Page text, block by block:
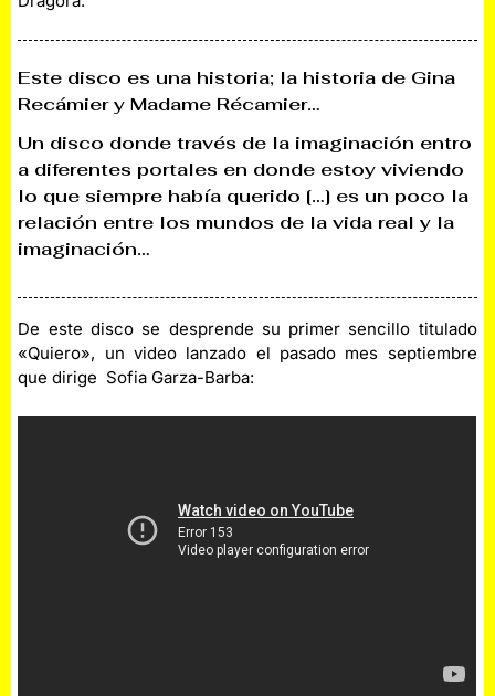
Este disco es una historia; la historia de Gina
Recámier y Madame Récamier…
Un disco donde través de la imaginación entro
a diferentes portales en donde estoy viviendo
lo que siempre había querido […] es un poco la
relación entre los mundos de la vida real y la
imaginación…
De este disco se desprende su primer sencillo titulado
«Quiero», un video lanzado el pasado mes septiembre
que dirige Sofia Garza-Barba: